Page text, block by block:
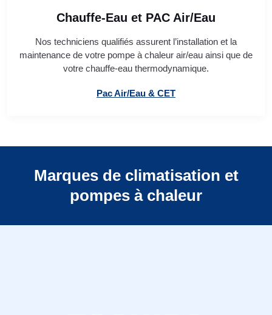
Chauffe-Eau et PAC Air/Eau
Nos techniciens qualifiés assurent l’installation et la
maintenance de votre pompe à chaleur air/eau ainsi que de
votre chauffe-eau thermodynamique.
Pac Air/Eau & CET
Marques de climatisation et
pompes à chaleur